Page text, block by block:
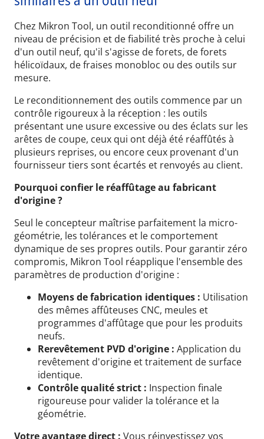
Chez Mikron Tool, un outil reconditionné offre un
niveau de précision et de fiabilité très proche à celui
d'un outil neuf, qu'il s'agisse de forets, de forets
hélicoïdaux, de fraises monobloc ou des outils sur
mesure.
Le reconditionnement des outils commence par un
contrôle rigoureux à la réception : les outils
présentant une usure excessive ou des éclats sur les
arêtes de coupe, ceux qui ont déjà été réaffûtés à
plusieurs reprises, ou encore ceux provenant d'un
fournisseur tiers sont écartés et renvoyés au client.
Pourquoi confier le réaffûtage au fabricant
d'origine ?
Seul le concepteur maîtrise parfaitement la micro-
géométrie, les tolérances et le comportement
dynamique de ses propres outils. Pour garantir zéro
compromis, Mikron Tool réapplique l'ensemble des
paramètres de production d'origine :
Moyens de fabrication identiques : Utilisation
des mêmes affûteuses CNC, meules et
programmes d'affûtage que pour les produits
neufs.
Rerevêtement PVD d'origine : Application du
revêtement d'origine et traitement de surface
identique.
Contrôle qualité strict : Inspection finale
rigoureuse pour valider la tolérance et la
géométrie.
Votre avantage direct : Vous réinvestissez vos